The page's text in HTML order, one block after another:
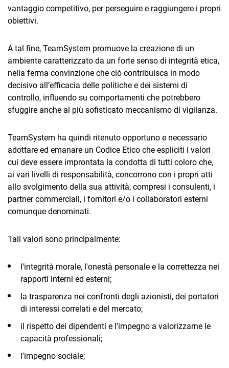
vantaggio competitivo, per perseguire e raggiungere i propri
obiettivi.
A tal fine, TeamSystem promuove la creazione di un
ambiente caratterizzato da un forte senso di integrità etica,
nella ferma convinzione che ciò contribuisca in modo
decisivo all’efficacia delle politiche e dei sistemi di
controllo, influendo su comportamenti che potrebbero
sfuggire anche al più sofisticato meccanismo di vigilanza.
TeamSystem ha quindi ritenuto opportuno e necessario
adottare ed emanare un Codice Etico che espliciti i valori
cui deve essere improntata la condotta di tutti coloro che,
ai vari livelli di responsabilità, concorrono con i propri atti
allo svolgimento della sua attività, compresi i consulenti, i
partner commerciali, i fornitori e/o i collaboratori esterni
comunque denominati.
Tali valori sono principalmente:
l'integrità morale, l'onestà personale e la correttezza nei
rapporti interni ed esterni;
la trasparenza nei confronti degli azionisti, dei portatori
di interessi correlati e del mercato;
il rispetto dei dipendenti e l'impegno a valorizzarne le
capacità professionali;
l'impegno sociale;